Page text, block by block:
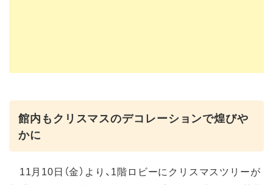
館内もクリスマスのデコレーションで煌びや
かに
11月10日（金）より、1階ロビーにクリスマスツリーが